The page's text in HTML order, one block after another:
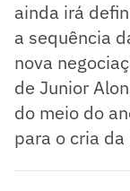
ainda irá
a sequência
nova
de Junior
do meio do
para o cria